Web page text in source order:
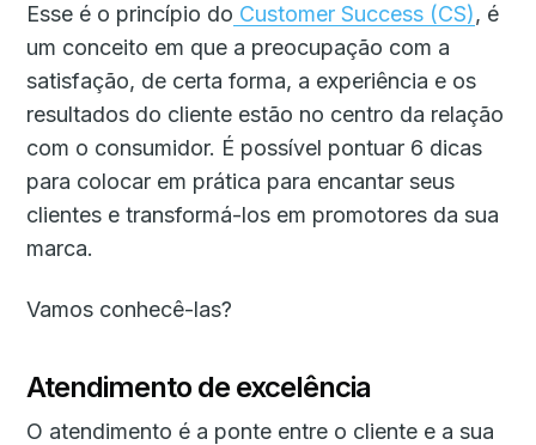
Esse é o princípio do Customer Success (CS), é
um conceito em que a preocupação com a
satisfação, de certa forma, a experiência e os
resultados do cliente estão no centro da relação
com o consumidor. É possível pontuar 6 dicas
para colocar em prática para encantar seus
clientes e transformá-los em promotores da sua
marca.
Vamos conhecê-las?
Atendimento de excelência
O atendimento é a ponte entre o cliente e a sua